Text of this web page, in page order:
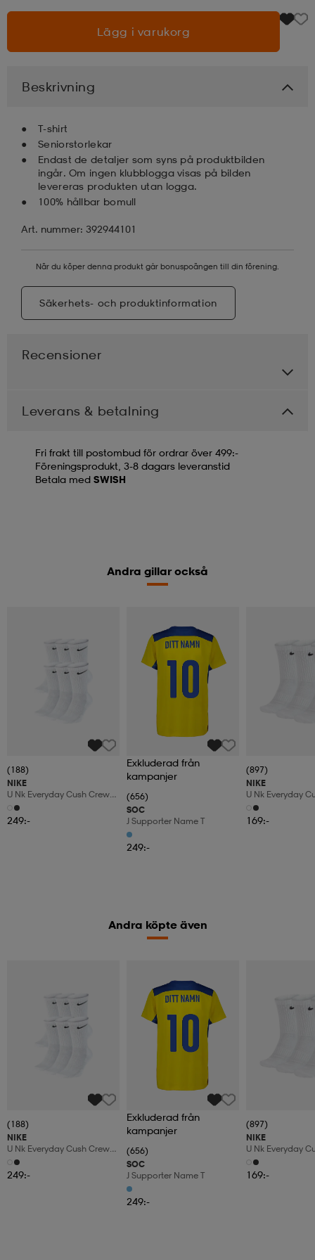
Lägg i varukorg
Beskrivning
T-shirt
Seniorstorlekar
Endast de detaljer som syns på produktbilden
ingår. Om ingen klubblogga visas på bilden
levereras produkten utan logga.
100% hållbar bomull
Art. nummer: 392944101
När du köper denna produkt går bonuspoängen till din förening.
Säkerhets- och produktinformation
Recensioner
Leverans & betalning
Fri frakt till postombud för ordrar över 499:-
Föreningsprodukt, 3-8 dagars leveranstid
Betala med SWISH
Andra gillar också
(188)
NIKE
U Nk Everyday Cush Crew
6pr-Bd
249:-
Exkluderad från
kampanjer
(656)
SOC
J Supporter Name T
249:-
(897)
NIKE
U Nk Everyday
3pr
169:-
Andra köpte även
(188)
NIKE
U Nk Everyday Cush Crew
6pr-Bd
249:-
Exkluderad från
kampanjer
(656)
SOC
J Supporter Name T
249:-
(897)
NIKE
U Nk Everyday
3pr
169:-